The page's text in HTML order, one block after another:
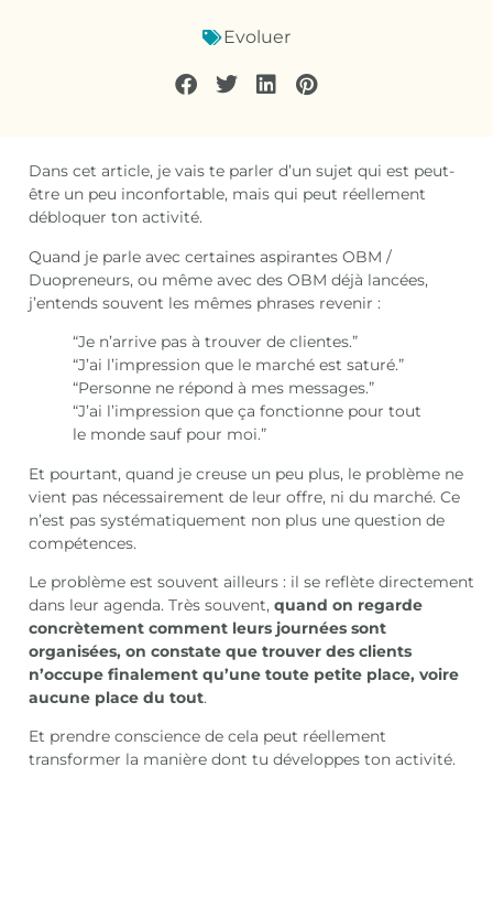
Evoluer
Dans cet article, je vais te parler d’un sujet qui est peut-
être un peu inconfortable, mais qui peut réellement
débloquer ton activité.
Quand je parle avec certaines aspirantes OBM /
Duopreneurs, ou même avec des OBM déjà lancées,
j’entends souvent les mêmes phrases revenir :
“Je n’arrive pas à trouver de clientes.”
“J’ai l’impression que le marché est saturé.”
“Personne ne répond à mes messages.”
“J’ai l’impression que ça fonctionne pour tout
le monde sauf pour moi.”
Et pourtant, quand je creuse un peu plus, le problème ne
vient pas nécessairement de leur offre, ni du marché. Ce
n’est pas systématiquement non plus une question de
compétences.
Le problème est souvent ailleurs : il se reflète directement
dans leur agenda. Très souvent,quand on regarde
concrètement comment leurs journées sont
organisées, on constate que trouver des clients
n’occupe finalement qu’une toute petite place, voire
aucune place du tout.
Et prendre conscience de cela peut réellement
transformer la manière dont tu développes ton activité.